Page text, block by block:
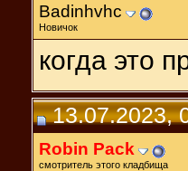
Badinhvhc
Новичок
когда это
13.07.2023,
Robin Pack
смотритель этого кладбища